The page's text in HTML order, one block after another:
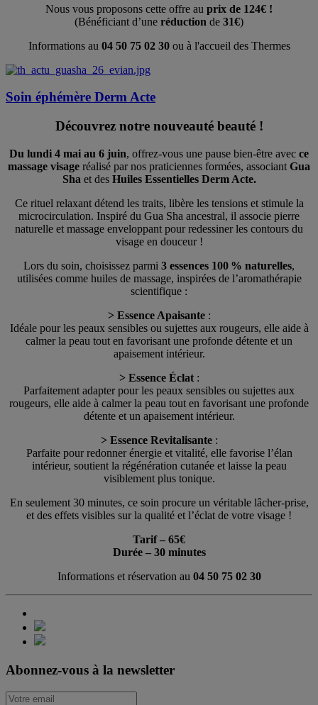
Nous vous proposons cette offre au prix de 124€ !
(Bénéficiant d’une réduction de 31€)
Informations au 04 50 75 02 30 ou à l'accueil des Thermes
Soin éphémère Derm Acte
Découvrez notre nouveauté beauté !
Du lundi 4 mai au 6 juin, offrez-vous une pause bien-être avec ce
massage visage réalisé par nos praticiennes formées, associant Gua
Sha et des Huiles Essentielles Derm Acte.
Ce rituel relaxant détend les traits, libère les tensions et stimule la
microcirculation. Inspiré du Gua Sha ancestral, il associe pierre
naturelle et massage enveloppant pour redessiner les contours du
visage en douceur !
Lors du soin, choisissez parmi 3 essences 100 % naturelles,
utilisées comme huiles de massage, inspirées de l’aromathérapie
scientifique :
> Essence Apaisante :
Idéale pour les peaux sensibles ou sujettes aux rougeurs, elle aide à
calmer la peau tout en favorisant une profonde détente et un
apaisement intérieur.
> Essence Éclat :
Parfaitement adapter pour les peaux sensibles ou sujettes aux
rougeurs, elle aide à calmer la peau tout en favorisant une profonde
détente et un apaisement intérieur.
> Essence Revitalisante:
Parfaite pour redonner énergie et vitalité, elle favorise l’élan
intérieur, soutient la régénération cutanée et laisse la peau
visiblement plus tonique.
En seulement 30 minutes, ce soin procure un véritable lâcher-prise,
et des effets visibles sur la qualité et l’éclat de votre visage !
Tarif – 65€
Durée – 30 minutes
Informations et réservation au 04 50 75 02 30
Abonnez-vous à la newsletter